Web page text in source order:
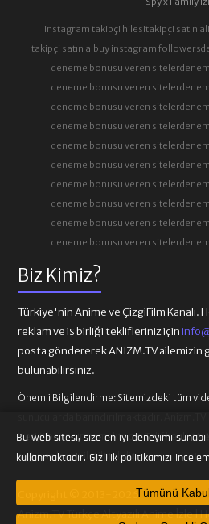
Biz Kimiz?
Türkiye'nin Anime ve ÇizgiFilm Kanalı.
reklam ve iş birliği teklifleriniz için
posta göndererek ANIZM.TV ailemizin
bulunabilirsiniz.
Önemli Bilgilendirme: Sitemizdeki tüm
içeriği barındırmamaktadır. Telif hakkı
sağlayıcılarına iletilmelidir.
Copyright © 2013-2026
Anizm.TV Türkçe Altyazılı Anime İzle |
instagram takipçi hilesitakipçi satın al
takipçi satın albuy instagram followers
deneme bonusu veren siteler
deneme bonusu veren siteler
deneme bonusu veren siteler
deneme bonusu veren siteler
deneme bonusu veren siteler
deneme bonusu veren siteler
deneme bonusu veren siteler
deneme bonusu veren siteler
deneme bonusu veren siteler
deneme bonusu veren siteler
Bu web sitesi, size en iyi deneyimi
kullanmaktadır. Gizlilik politikamızı
Tümünü